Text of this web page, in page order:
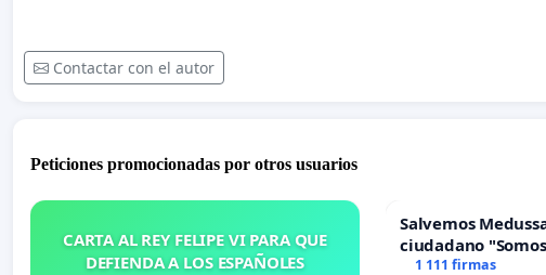
Contactar con el autor
Peticiones promocionadas por otros usuarios
CARTA AL REY FELIPE VI PARA QUE
DEFIENDA A LOS ESPAÑOLES
Salvemos
ciudadano
1 111 firmas